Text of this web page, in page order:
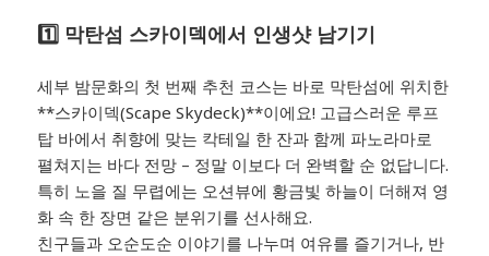
1️⃣ 막탄섬 스카이덱에서 인생샷 남기기
세부 밤문화의 첫 번째 추천 코스는 바로 막탄섬에 위치한
**스카이덱(Scape Skydeck)**이에요! 고급스러운 루프
탑 바에서 취향에 맞는 칵테일 한 잔과 함께 파노라마로
펼쳐지는 바다 전망 – 정말 이보다 더 완벽할 순 없답니다.
특히 노을 질 무렵에는 오션뷰에 황금빛 하늘이 더해져 영
화 속 한 장면 같은 분위기를 선사해요.
친구들과 오순도순 이야기를 나누며 여유를 즐기거나, 반